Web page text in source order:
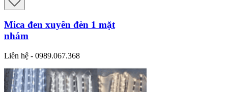
Mica đen xuyên đèn 1 mặt
nhám
Liên hệ - 0989.067.368